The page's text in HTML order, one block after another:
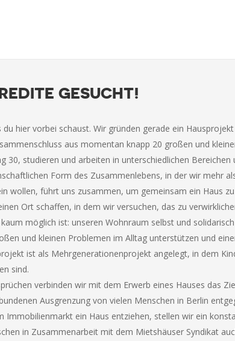
GESUCHT!
du hier vorbei schaust. Wir gründen gerade ein
aus momentan knapp 20 großen und
30, studieren und arbeiten in unterschiedlichen Bereichen
Form des Zusammenlebens, in der wir mehr
wollen, führt uns zusammen, um gemeinsam ein Haus
Ort schaffen, in dem wir versuchen, das zu
möglich ist: unseren Wohnraum selbst und
und kleinen Problemen im Alltag unterstützen und
ist als Mehrgenerationenprojekt angelegt, in dem
sind.
verbinden wir mit dem Erwerb eines Hauses das
Ausgrenzung von vielen Menschen in Berlin
Immobilienmarkt ein Haus entziehen, stellen wir ein
in Zusammenarbeit mit dem Mietshäuser Syndikat